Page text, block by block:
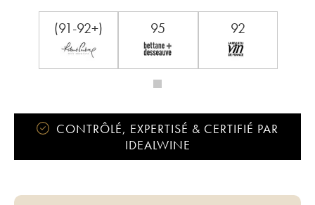
Propriétaire : Jean-François Ganevat (Domaine)
(91-92+) 95 92
CONTRÔLÉ, EXPERTISÉ & CERTIFIÉ PAR
IDEALWINE